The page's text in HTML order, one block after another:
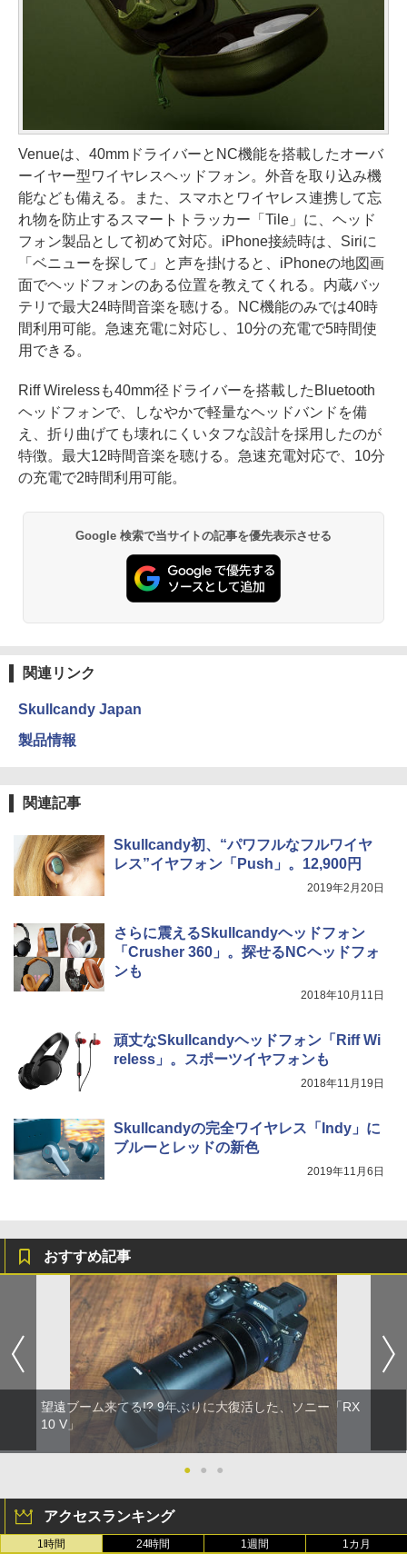
Venueは、40mmドライバーとNC機能を搭載したオーバ
ーイヤー型ワイヤレスヘッドフォン。外音を取り込み機
能なども備える。また、スマホとワイヤレス連携して忘
れ物を防止するスマートトラッカー「Tile」に、ヘッド
フォン製品として初めて対応。iPhone接続時は、Siriに
「ベニューを探して」と声を掛けると、iPhoneの地図画
面でヘッドフォンのある位置を教えてくれる。内蔵バッ
テリで最大24時間音楽を聴ける。NC機能のみでは40時
間利用可能。急速充電に対応し、10分の充電で5時間使
用できる。
Riff Wirelessも40mm径ドライバーを搭載したBluetooth
ヘッドフォンで、しなやかで軽量なヘッドバンドを備
え、折り曲げても壊れにくいタフな設計を採用したのが
特徴。最大12時間音楽を聴ける。急速充電対応で、10分
の充電で2時間利用可能。
Google 検索で当サイトの記事を優先表示させる
関連リンク
Skullcandy Japan
製品情報
関連記事
Skullcandy初、“パワフルなフルワイヤ
レス”イヤフォン「Push」。12,900円
2019年2月20日
さらに震えるSkullcandyヘッドフォン
「Crusher 360」。探せるNCヘッドフォ
ンも
2018年10月11日
頑丈なSkullcandyヘッドフォン「Riff Wi
reless」。スポーツイヤフォンも
2018年11月19日
Skullcandyの完全ワイヤレス「Indy」に
ブルーとレッドの新色
2019年11月6日
おすすめ記事
望遠ブーム来てる!? 9年ぶりに大復活した、ソニー「RX
10 V」
● ● ●
アクセスランキング
1時間 24時間 1週間 1カ月